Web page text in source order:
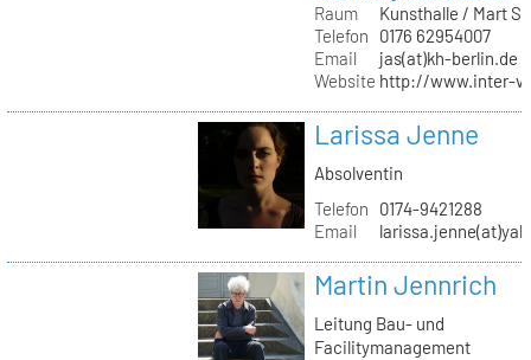
Raum
Kunsthalle / Mart
Telefon
0176 62954007
Email
jas(at)kh-berlin.de
Website http://www.inter-
Larissa Jenne
Absolventin
Telefon
0174-9421288
Email
Martin Jennrich
Leitung Bau- und
Facilitymanagement